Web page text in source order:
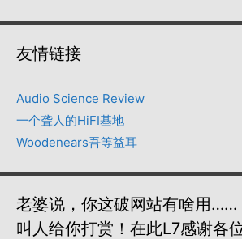
友情链接
Audio Science Review
一个聋人的HiFI基地
Woodenears吾等益耳
老婆说，你这破网站有啥用
叫人给你打赏！在此L7感谢各